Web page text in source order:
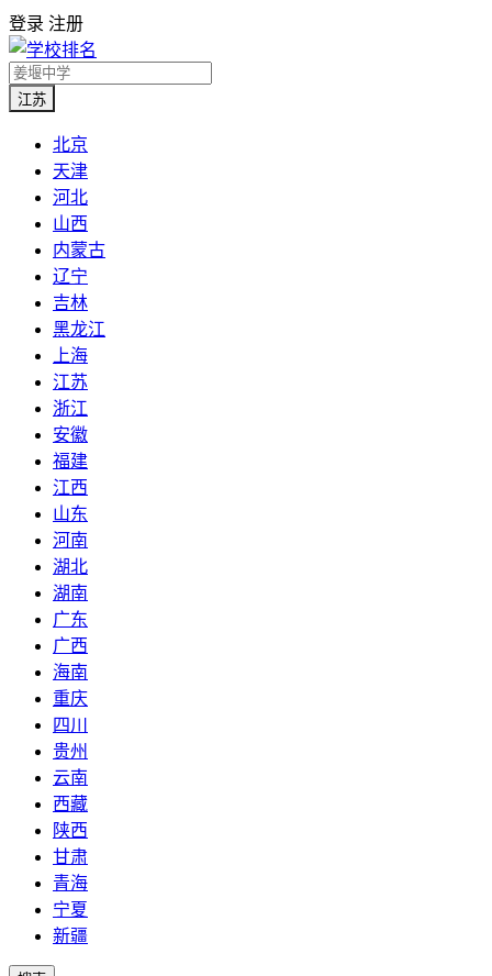
登录 注册
江苏
北京
天津
河北
山西
内蒙古
辽宁
吉林
黑龙江
上海
江苏
浙江
安徽
福建
江西
山东
河南
湖北
湖南
广东
广西
海南
重庆
四川
贵州
云南
西藏
陕西
甘肃
青海
宁夏
新疆